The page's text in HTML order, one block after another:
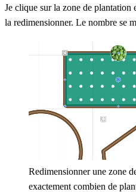
Je clique sur la zone de plantation
la redimensionner. Le nombre se
Redimensionner une zone
exactement combien de